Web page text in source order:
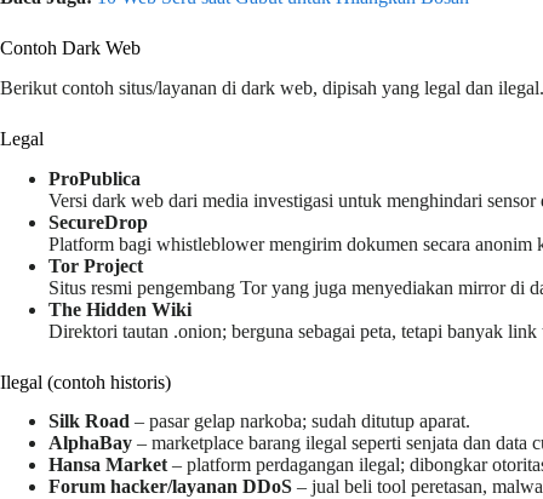
Contoh Dark Web
Berikut contoh situs/layanan di dark web, dipisah yang legal dan
Legal
ProPublica
Versi dark web dari media investigasi untuk menghindari sensor
SecureDrop
Platform bagi whistleblower mengirim dokumen secara anonim
Tor Project
Situs resmi pengembang Tor yang juga menyediakan mirror di
The Hidden Wiki
Direktori tautan .onion; berguna sebagai peta, tetapi banyak
Ilegal (contoh historis)
Silk Road – pasar gelap narkoba; sudah ditutup aparat.
AlphaBay – marketplace barang ilegal seperti senjata dan data
Hansa Market – platform perdagangan ilegal; dibongkar
Forum hacker/layanan DDoS – jual beli tool peretasan,